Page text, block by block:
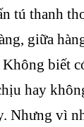
tú thanh
giữa
biết
hay
Nhưng vì